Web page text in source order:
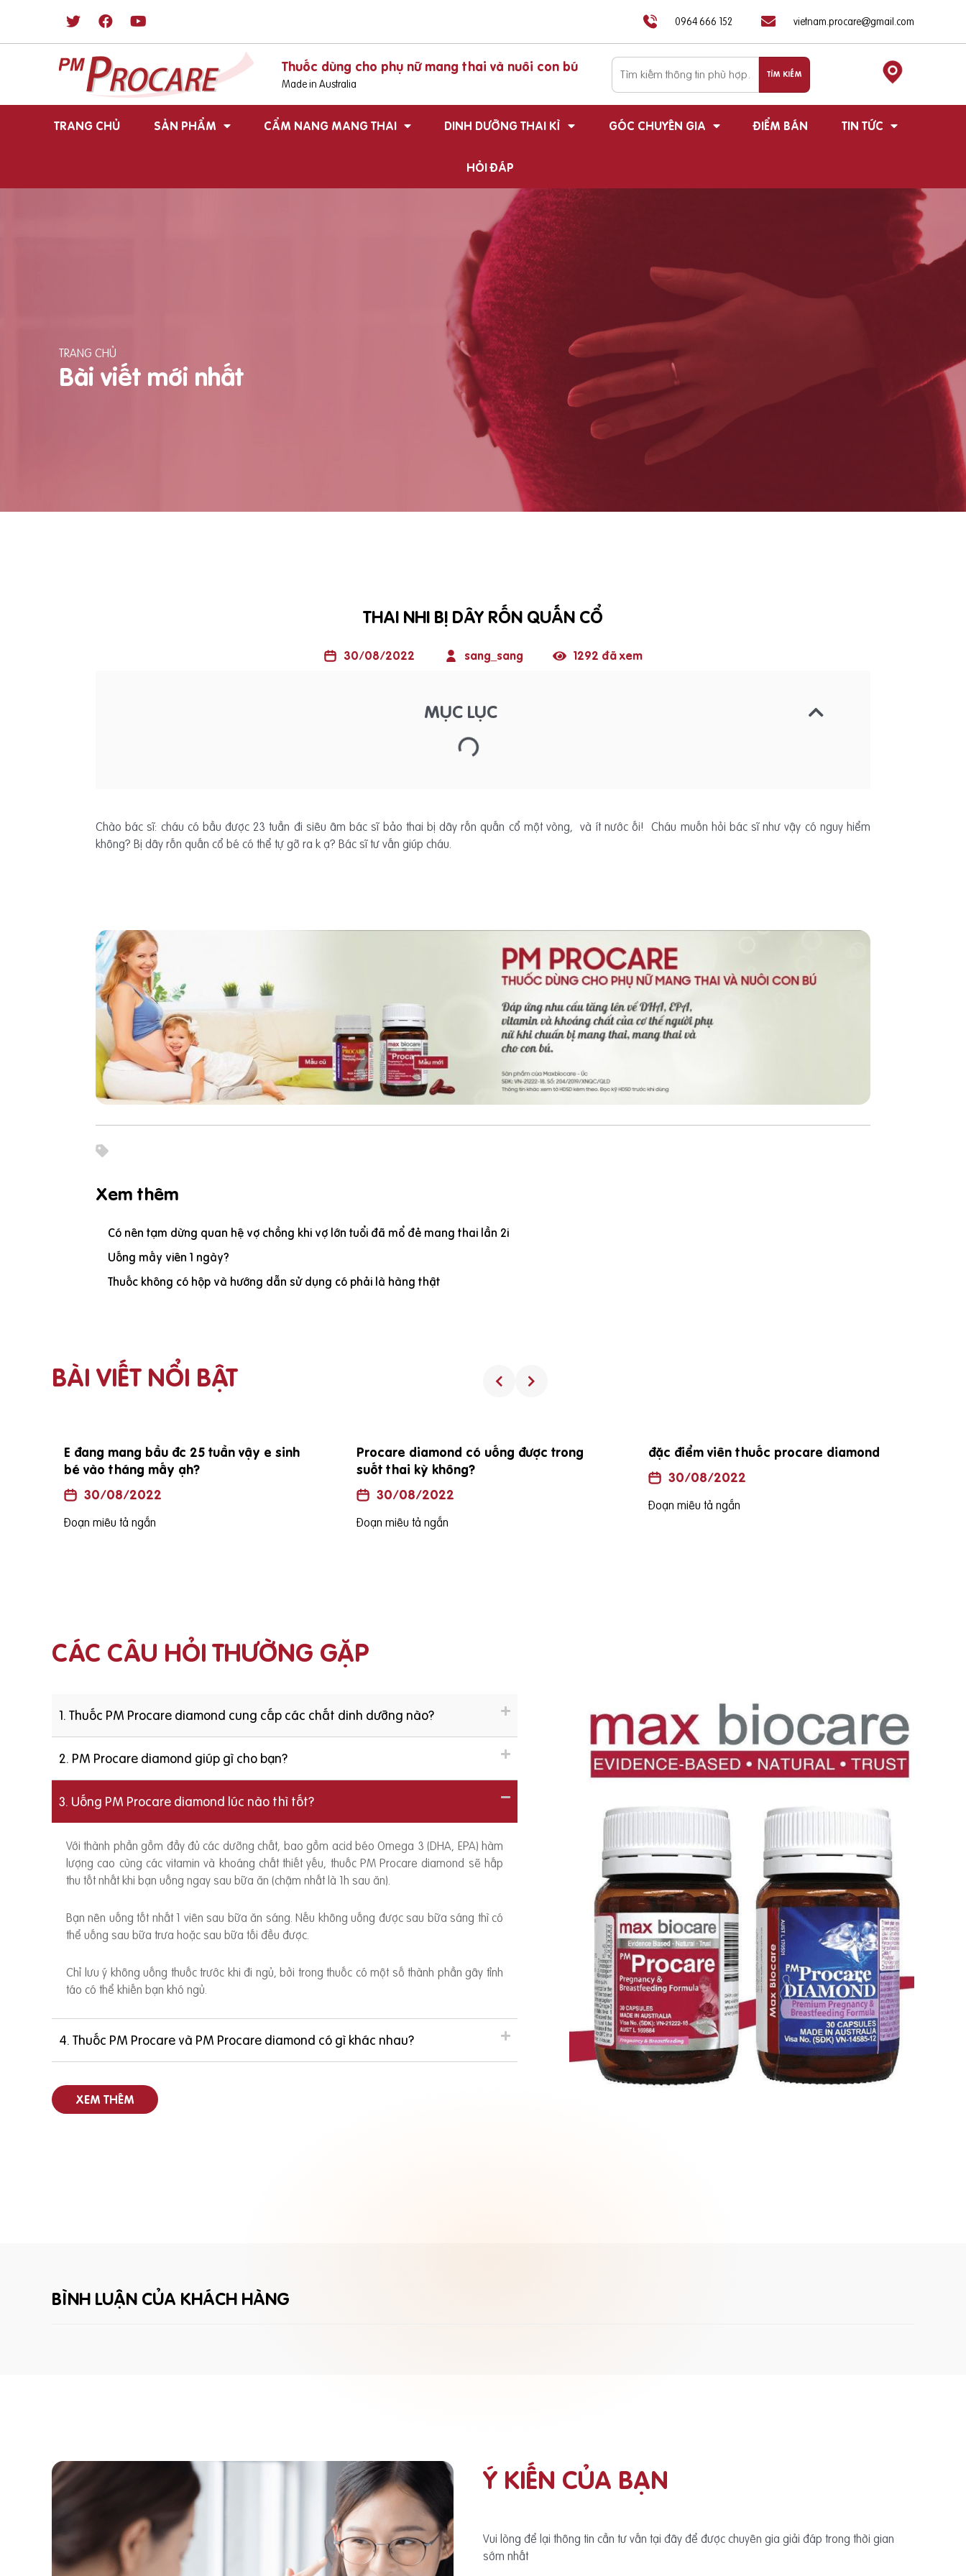
0964 666 152 vietnam.procare@gmail.com
Thuốc dùng cho phụ nữ mang thai và nuôi con bú
Made in Australia
TRANG CHỦ SẢN PHẨM CẨM NANG MANG THAI DINH DƯỠNG THAI KÌ GÓC CHUYÊN GIA ĐIỂM BÁN TIN TỨC
HỎI ĐÁP
TRANG CHỦ
Bài viết mới nhất
THAI NHI BỊ DÂY RỐN QUẤN CỔ
30/08/2022 sang_sang 1292 đã xem
MỤC LỤC
Chào bác sĩ: cháu có bầu được 23 tuần đi siêu âm bác sĩ bảo thai bị dây rốn quấn cổ một vòng, và ít nước ối! Cháu muốn hỏi bác sĩ như vậy có nguy hiểm
không? Bị dây rốn quấn cổ bé có thể tự gỡ ra k ạ? Bác sĩ tư vấn giúp cháu.
Xem thêm
Có nên tạm dừng quan hệ vợ chồng khi vợ lớn tuổi đã mổ đẻ mang thai lần 2i
Uống mấy viên 1 ngày?
Thuốc không có hộp và hướng dẫn sử dụng có phải là hàng thật
BÀI VIẾT NỔI BẬT
E đang mang bầu đc 25 tuần vậy e sinh
bé vào tháng mấy ạh?
30/08/2022
Đoạn miêu tả ngắn
Procare diamond có uống được trong
suốt thai kỳ không?
30/08/2022
Đoạn miêu tả ngắn
đặc điểm viên thuốc procare diamond
30/08/2022
Đoạn miêu tả ngắn
CÁC CÂU HỎI THƯỜNG GẶP
1. Thuốc PM Procare diamond cung cấp các chất dinh dưỡng nào?
2. PM Procare diamond giúp gì cho bạn?
3. Uống PM Procare diamond lúc nào thì tốt?
Với thành phần gồm đầy đủ các dưỡng chất, bao gồm acid béo Omega 3 (DHA, EPA) hàm
lượng cao cùng các vitamin và khoáng chất thiết yếu, thuốc PM Procare diamond sẽ hấp
thu tốt nhất khi bạn uống ngay sau bữa ăn (chậm nhất là 1h sau ăn).
Bạn nên uống tốt nhất 1 viên sau bữa ăn sáng. Nếu không uống được sau bữa sáng thì có
thể uống sau bữa trưa hoặc sau bữa tối đều được.
Chỉ lưu ý không uống thuốc trước khi đi ngủ, bởi trong thuốc có một số thành phần gây tỉnh
táo có thể khiến bạn khó ngủ.
4. Thuốc PM Procare và PM Procare diamond có gì khác nhau?
XEM THÊM
BÌNH LUẬN CỦA KHÁCH HÀNG
Ý KIẾN CỦA BẠN
Vui lòng để lại thông tin cần tư vấn tại đây để được chuyên gia giải đáp trong thời gian
sớm nhất